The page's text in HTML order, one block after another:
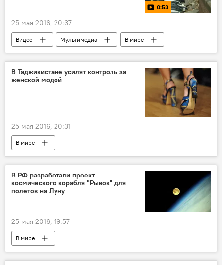
0:53
25 мая 2016, 20:37
Видео Мультимедиа В мире
В Таджикистане усилят контроль за
женской модой
25 мая 2016, 20:31
В мире
В РФ разработали проект
космического корабля "Рывок" для
полетов на Луну
25 мая 2016, 19:57
В мире